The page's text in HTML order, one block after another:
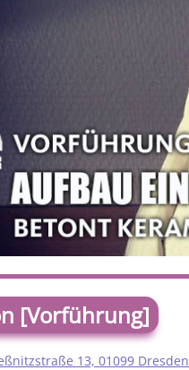
[Vorführung]
13, 01099 Dresden